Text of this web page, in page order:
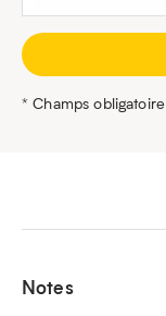
* Champs obligatoire
Notes